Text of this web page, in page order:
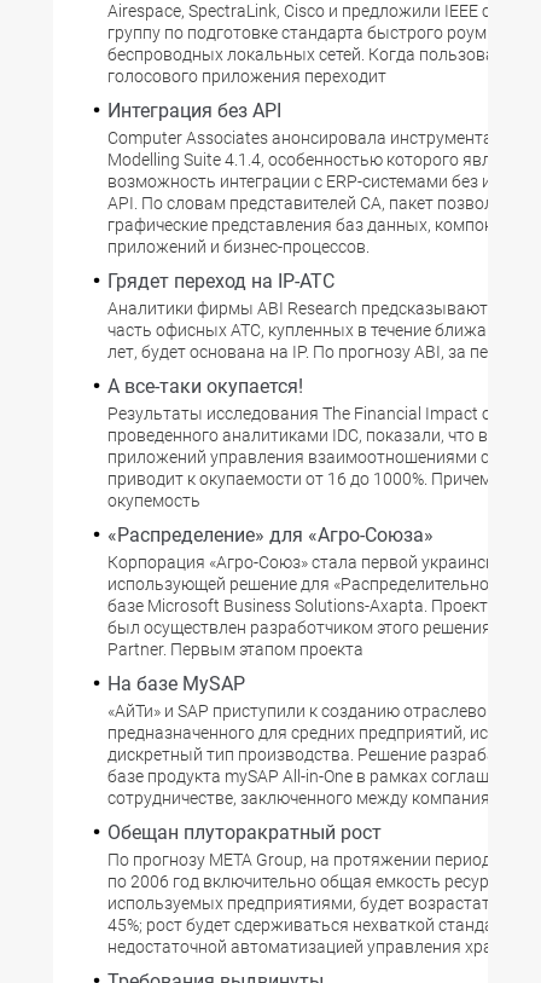
Airespace, SpeсtraLink, Cisco и предложили IEEE
группу по подготовке стандарта быстрого роуминга
беспроводных локальных сетей. Когда пользователь
голосового приложения переходит
Интеграция без API
Computer Associates анонсировала инструментарий
Modelling Suite 4.1.4, особенностью которого является
возможность интеграции с ERP-системами без
API. По словам представителей CA, пакет позволяет
графические представления баз данных, компонентов
приложений и бизнес-процессов.
Грядет переход на IP-ATC
Аналитики фирмы ABI Research предсказывают, что
часть офисных АТС, купленных в течение ближайших
лет, будет основана на IP. По прогнозу ABI, за период
А все-таки окупается!
Результаты исследования The Financial Impact of
проведенного аналитиками IDC, показали, что
приложений управления взаимоотношениями с
приводит к окупаемости от 16 до 1000%. Причем
окупемость
«Распределение» для «Агро-Союза»
Корпорация «Агро-Союз» стала первой украинской
использующей решение для «Распределительного
базе Microsoft Business Solutions-Axapta. Проект по
был осуществлен разработчиком этого решения -
Partner. Первым этапом проекта
На базе MySAP
«АйТи» и SAP приступили к созданию отраслевого
предназначенного для средних предприятий,
дискретный тип производства. Решение
базе продукта mySAP All-in-One в рамках соглашения о
сотрудничестве, заключенного между компаниями.
Обещан плуторакратный рост
По прогнозу META Group, на протяжении периода с
по 2006 год включительно общая емкость ресурсов
используемых предприятиями, будет возрастать
45%; рост будет сдерживаться нехваткой стандартов
недостаточной автоматизацией управления